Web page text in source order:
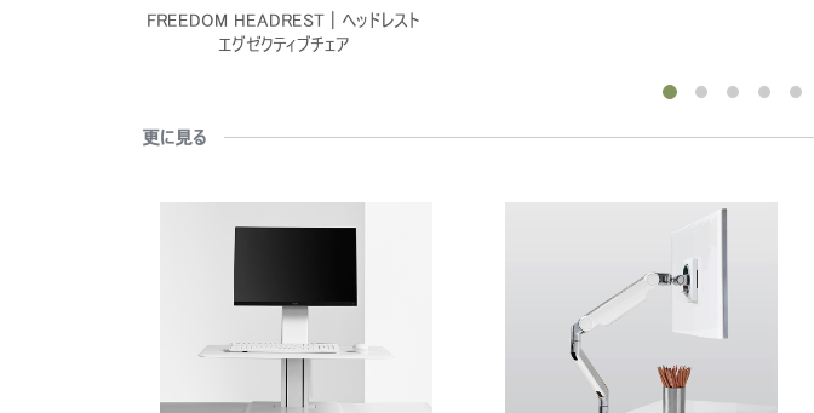
FREEDOM HEADREST | ヘッドレスト
エグゼクティブチェア
更に見る